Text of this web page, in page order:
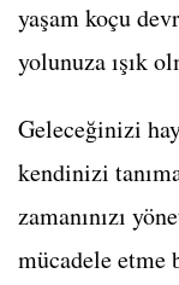
yaşam koçu
yolunuza ışık
Geleceğinizi
kendinizi
zamanınızı
mücadele etme